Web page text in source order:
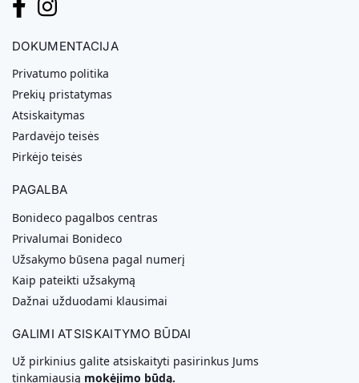
DOKUMENTACIJA
Privatumo politika
Prekių pristatymas
Atsiskaitymas
Pardavėjo teisės
Pirkėjo teisės
PAGALBA
Bonideco pagalbos centras
Privalumai Bonideco
Užsakymo būsena pagal numerį
Kaip pateikti užsakymą
Dažnai užduodami klausimai
GALIMI ATSISKAITYMO BŪDAI
Už pirkinius galite atsiskaityti pasirinkus Jums
tinkamiausią mokėjimo būdą.